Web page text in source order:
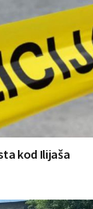
kod Ilijaša